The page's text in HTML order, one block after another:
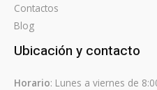
Contactos
Blog
Ubicación y contacto
Horario: Lunes a viernes de